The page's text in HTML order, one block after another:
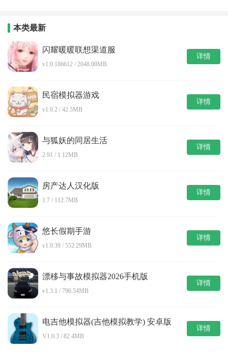
本类最新
闪耀暖暖联想渠道服
v1.0.186612 / 2048.00MB
详情
民宿模拟器游戏
v1.0.2 / 42.5MB
详情
与狐妖的同居生活
2.91 / 1.12MB
详情
房产达人汉化版
1.7 / 112.7MB
详情
悠长假期手游
v1.0.39 / 552.29MB
详情
漂移与事故模拟器2026手机版
v1.3.1 / 796.54MB
详情
电吉他模拟器(吉他模拟教学) 安卓版
V1.0.3 / 82.4MB
详情